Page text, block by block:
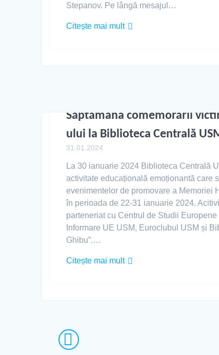
Stepanov. Pe lângă mesajul…
Citește mai mult
Săptămâna comemorării
ului la Biblioteca Centrală
31.01.2024
La 30 ianuarie 2024 Biblioteca Centrală
activitate educațională emoționantă care
evenimentelor de promovare a Memoriei
în perioada de 22-31 ianuarie 2024.
parteneriat cu Centrul de Studii
Informare UE USM, Euroclubul USM și
Ghibu”.…
Citește mai mult